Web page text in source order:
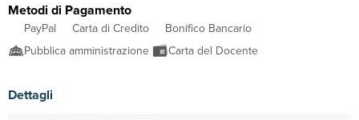
Metodi di Pagamento
PayPal Carta di Credito
Bonifico Bancario
Pubblica amministrazione
Carta del Docente
Dettagli